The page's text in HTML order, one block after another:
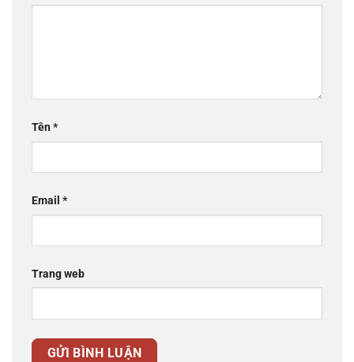
Tên*
Email *
Trang web